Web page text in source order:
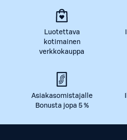
Luotettava
kotimainen
verkkokauppa
Asiakasomistajalle
Bonusta jopa 5 %